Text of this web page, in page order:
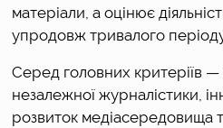
матеріали, а оцінює
упродовж тривалого
Серед головних критеріїв —
незалежної журналістики,
розвиток медіасередовища